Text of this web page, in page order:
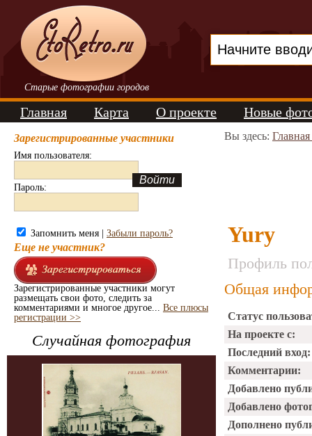
Старые фотографии городов
Главная Карта О проекте Новые
Зарегистрированные участники
Имя пользователя:
Пароль:
Запомнить меня | Забыли пароль?
Еще не участник?
Зарегистрированные участники могут
размещать свои фото, следить за
комментариями и многое другое... Все плюсы
регистрации >>
Случайная фотография
Вы здесь:
Yury
Профиль
Общая
Статус
На проекте с:
Последний вход:
Комментарии:
Добавлено
Добавлено
Дополнено